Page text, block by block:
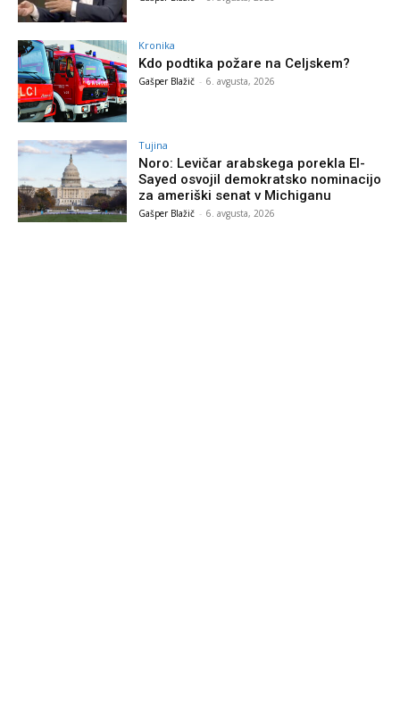
Kronika
Kdo podtika požare na Celjskem?
Gašper Blažič - 6. avgusta, 2026
Tujina
Noro: Levičar arabskega porekla El-
Sayed osvojil demokratsko nominacijo
za ameriški senat v Michiganu
Gašper Blažič - 6. avgusta, 2026